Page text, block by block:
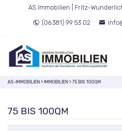
AS Immobilien | Fritz-
(06381) 99 53 02
AS-IMMOBILIEN > IMMOBILIEN > 75 BIS 100QM
75 BIS 100QM